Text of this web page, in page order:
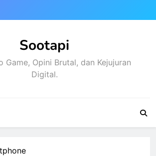
Sootapi
Game, Opini Brutal, dan Kejujuran
Digital.